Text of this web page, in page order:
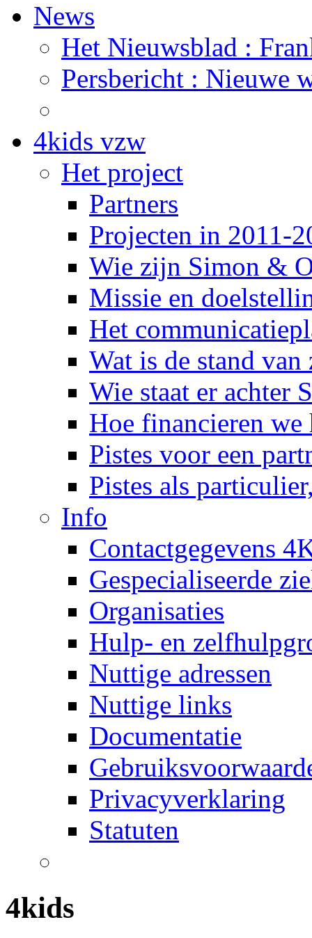
News
Het Nieuwsblad :
Persbericht : Nieuwe
4kids vzw
Het project
Partners
Projecten in 2011-
Wie zijn Simon &
Missie en
Het
Wat is de stand van
Wie staat er achter
Hoe financieren we
Pistes voor een
Pistes als
Info
Contactgegevens
Gespecialiseerde
Organisaties
Hulp- en
Nuttige adressen
Nuttige links
Documentatie
Privacyverklaring
Statuten
4kids